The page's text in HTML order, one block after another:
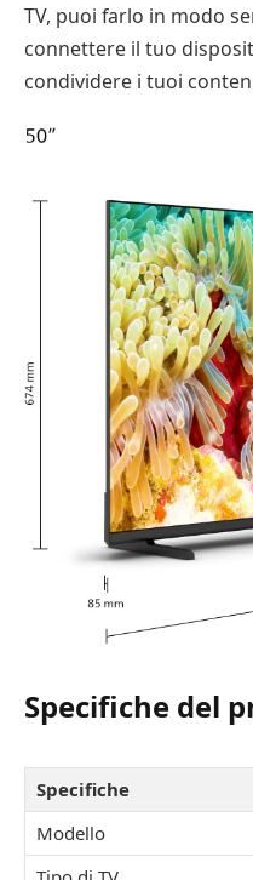
TV, puoi farlo in modo
connettere il tuo
condividere i tuoi
Specifiche del
Specifiche
Modello